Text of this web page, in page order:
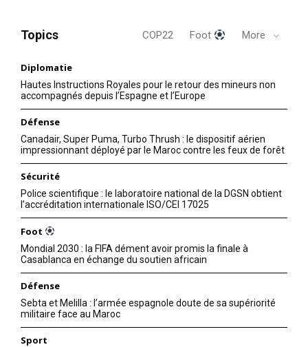
Topics COP22 Foot More
Diplomatie
Hautes Instructions Royales pour le retour des mineurs non
accompagnés depuis l’Espagne et l’Europe
Défense
Canadair, Super Puma, Turbo Thrush : le dispositif aérien
impressionnant déployé par le Maroc contre les feux de forêt
Sécurité
Police scientifique : le laboratoire national de la DGSN obtient
l’accréditation internationale ISO/CEI 17025
Foot
Mondial 2030 : la FIFA dément avoir promis la finale à
Casablanca en échange du soutien africain
Défense
Sebta et Melilla : l’armée espagnole doute de sa supériorité
militaire face au Maroc
Sport